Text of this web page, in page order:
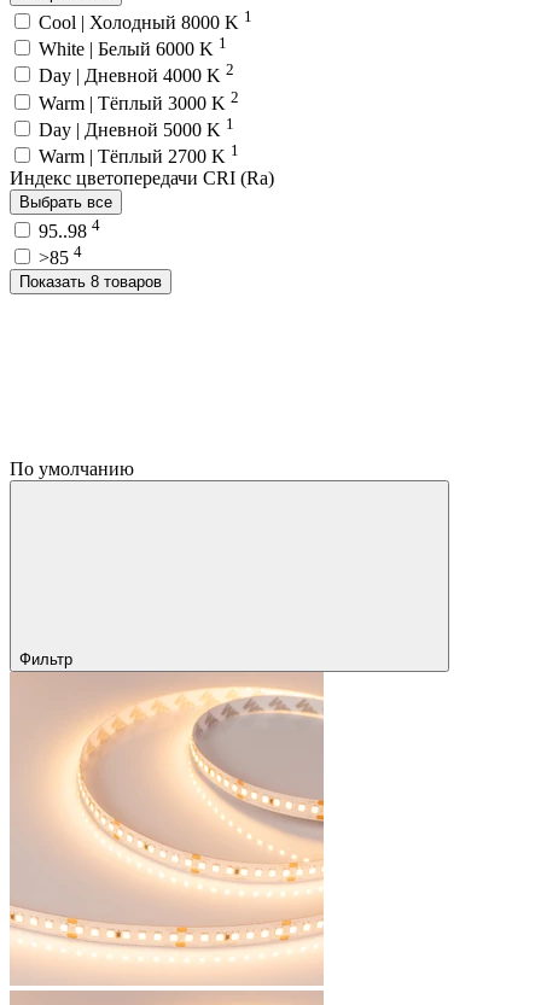
Cool | Холодный 8000 K 1
White | Белый 6000 K 1
Day | Дневной 4000 K 2
Warm | Тёплый 3000 K 2
Day | Дневной 5000 K 1
Warm | Тёплый 2700 K 1
Индекс цветопередачи CRI (Ra)
Выбрать все
95..98 4
>85 4
Показать 8 товаров
По умолчанию
Фильтр